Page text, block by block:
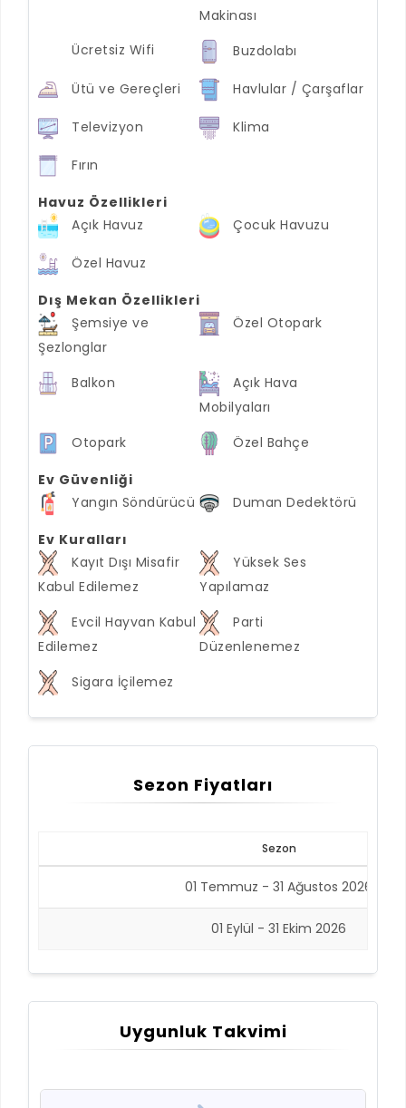
Makinası
Ücretsiz Wifi
Buzdolabı
Ütü ve Gereçleri Havlular / Çarşaflar
Televizyon Klima
Fırın
Havuz Özellikleri
Açık Havuz
Çocuk Havuzu
Özel Havuz
Dış Mekan Özellikleri
Şemsiye ve
Şezlonglar
Özel Otopark
Balkon
Açık Hava
Mobilyaları
Otopark
Özel Bahçe
Ev Güvenliği
Yangın Söndürücü
Duman Dedektörü
Ev Kuralları
Kayıt Dışı Misafir
Kabul Edilemez
Yüksek Ses
Yapılamaz
Evcil Hayvan Kabul
Edilemez
Parti
Düzenlenemez
Sigara İçilemez
Sezon Fiyatları
Sezon
01 Temmuz - 31 Ağustos 2026
01 Eylül - 31 Ekim 2026
Uygunluk Takvimi